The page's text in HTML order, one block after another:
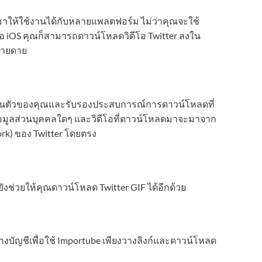
าให้ใช้งานได้กับหลายแพลตฟอร์ม ไม่ว่าคุณจะใช้
อ iOS คุณก็สามารถดาวน์โหลดวิดีโอ Twitter ลงใน
ยดาย
นตัวของคุณและรับรองประสบการณ์การดาวน์โหลดที่
ลส่วนบุคคลใดๆ และวิดีโอที่ดาวน์โหลดมาจะมาจาก
ของ Twitter โดยตรง
ช่วยให้คุณดาวน์โหลด Twitter GIF ได้อีกด้วย
บัญชีเพื่อใช้ Importube เพียงวางลิงก์และดาวน์โหลด